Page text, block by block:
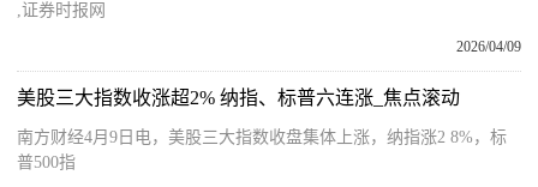
,证券时报网
2026/04/09
美股三大指数收涨超2% 纳指、标普六连涨_焦点滚动
南方财经4月9日电，美股三大指数收盘集体上涨，纳指涨2 8%，标
普500指